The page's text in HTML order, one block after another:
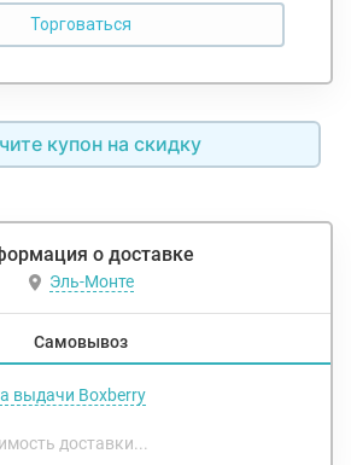
купон на скидку
о доставке
Эль-Монте
Самовывоз
выдачи Boxberry
доставки...